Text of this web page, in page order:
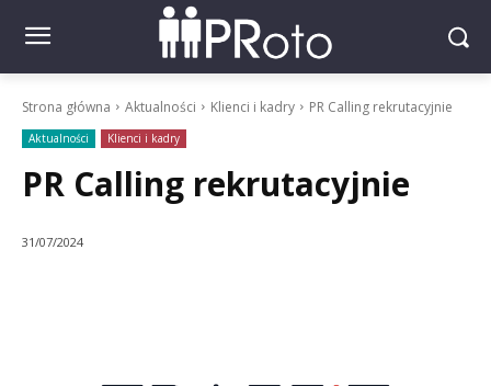
Strona główna Aktualności Klienci i kadry PR Calling rekrutacyjnie
Aktualności Klienci i kadry
PR Calling rekrutacyjnie
31/07/2024